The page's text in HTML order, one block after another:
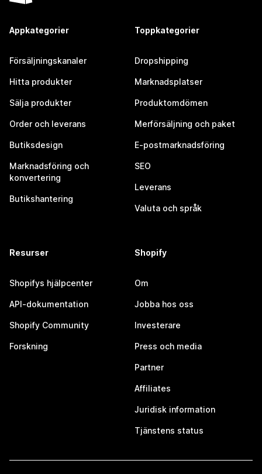
Appkategorier
Försäljningskanaler
Hitta produkter
Sälja produkter
Order och leverans
Butiksdesign
Marknadsföring och
konvertering
Butikshantering
Toppkategorier
Dropshipping
Marknadsplatser
Produktomdömen
Merförsäljning och paket
E-postmarknadsföring
SEO
Leverans
Valuta och språk
Resurser
Shopifys hjälpcenter
API-dokumentation
Shopify Community
Forskning
Shopify
Om
Jobba hos oss
Investerare
Press och media
Partner
Affiliates
Juridisk information
Tjänstens status